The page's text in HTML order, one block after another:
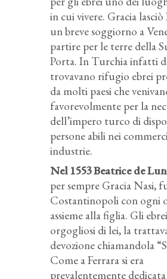
in cui vivere. Gracia lasciò
un breve soggiorno a
partire per le terre della
Porta. In Turchia infatti
trovavano rifugio ebrei
da molti paesi che
favorevolmente per la
dell’impero turco di
persone abili nei
industrie.
Nel 1553 Beatrice de
per sempre Gracia Nasi,
Costantinopoli con ogni
assieme alla figlia. Gli
orgogliosi di lei, la
devozione chiamandola
Come a Ferrara si era
prevalentemente